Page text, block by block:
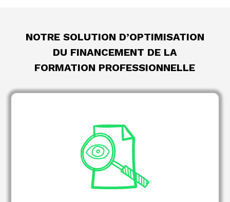
NOTRE SOLUTION D’OPTIMISATION
DU FINANCEMENT DE LA
FORMATION PROFESSIONNELLE
Conseil et accompagnement
dispositifs mobilisables selon votre secteur, votre
taille et vos priorités RH.
Animation de sessions
de veille, benchmarks